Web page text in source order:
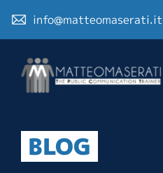
info@matteomaserati.it
BLOG